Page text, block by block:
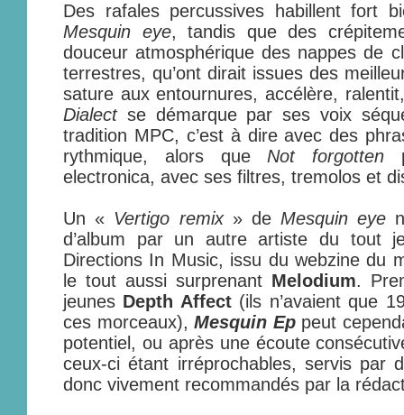
Des rafales percussives habillent fort
Mesquin eye, tandis que des
douceur atmosphérique des nappes de
terrestres, qu’ont dirait issues des
sature aux entournures, accélère,
Dialectse démarque par ses voix
tradition MPC, c’est à dire avec des
rythmique, alors que Not forgotten
electronica, avec ses filtres, tremolos et
Un « Vertigo remix» de Mesquin eye
d’album par un autre artiste du tout
Directions In Music, issu du webzine du
le tout aussi surprenant Melodium.
jeunes Depth Affect(ils n’avaient que
ces morceaux), Mesquin Eppeut
potentiel, ou après une écoute
ceux-ci étant irréprochables, servis par
donc vivement recommandés par la